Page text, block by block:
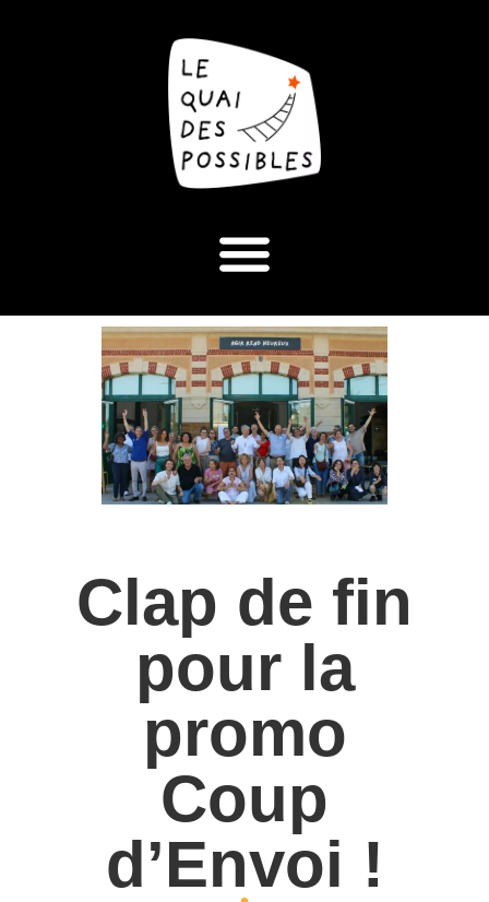
Clap de fin
pour la
promo
Coup
d’Envoi !